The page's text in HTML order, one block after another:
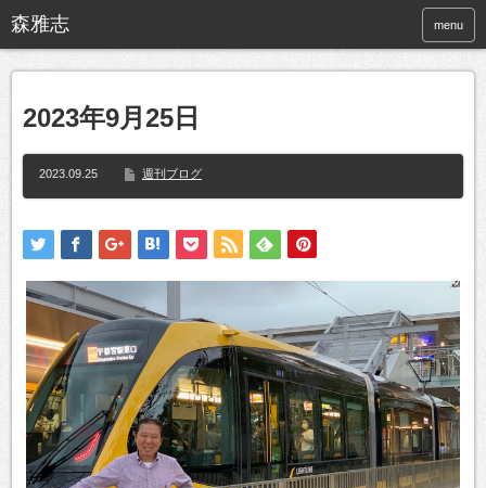
menu
2023年9月25日
2023.09.25 週刊ブログ